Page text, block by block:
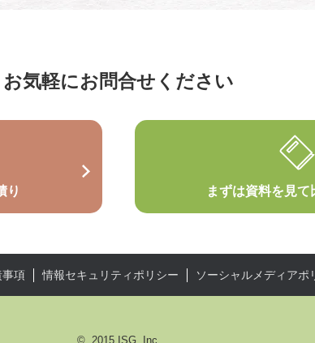
お気軽にお問合せください
り まずは資料を見て
項 情報セキュリティポリシー ソーシャルメディアポ
© 2015 ISG, Inc.